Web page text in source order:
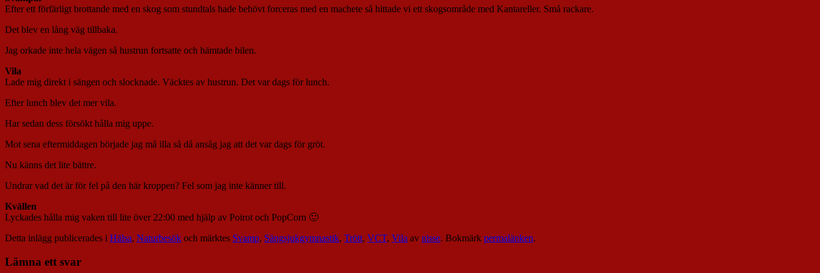
Efter ett förfärligt brottande med en skog som stundtals hade behövt forceras med en machete så hittade vi ett skogsområde med Kantareller. Små rackare.
Det blev en lång väg tillbaka.
Jag orkade inte hela vägen så hustrun fortsatte och hämtade bilen.
Vila
Lade mig direkt i sängen och slocknade. Väcktes av hustrun. Det var dags för lunch.
Efter lunch blev det mer vila.
Har sedan dess försökt hålla mig uppe.
Mot sena eftermiddagen började jag må illa så då ansåg jag att det var dags för gröt.
Nu känns det lite bättre.
Undrar vad det är för fel på den här kroppen? Fel som jag inte känner till.
Kvällen
Lyckades hålla mig vaken till lite över 22:00 med hjälp av Poirot och PopCorn 🙂
Detta inlägg publicerades i Hälsa, Naturbesök och märktes Svamp, Sängsjukgymnastik, Trött, VCT, Vila av nisse. Bokmärk permalänken.
Lämna ett svar